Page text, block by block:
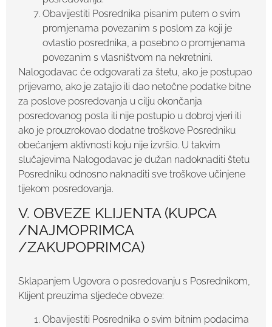
Obavijestiti Posrednika pisanim putem o svim
promjenama povezanim s poslom za koji je
ovlastio posrednika, a posebno o promjenama
povezanim s vlasništvom na nekretnini.
Nalogodavac će odgovarati za štetu, ako je postupao
prijevarno, ako je zatajio ili dao netočne podatke bitne
za poslove posredovanja u cilju okončanja
posredovanog posla ili nije postupio u dobroj vjeri ili
ako je prouzrokovao dodatne troškove Posredniku
obećanjem aktivnosti koju nije izvršio. U takvim
slučajevima Nalogodavac je dužan nadoknaditi štetu
Posredniku odnosno naknaditi sve troškove učinjene
tijekom posredovanja.
V. OBVEZE KLIJENTA (KUPCA
/NAJMOPRIMCA
/ZAKUPOPRIMCA)
Sklapanjem Ugovora o posredovanju s Posrednikom,
Klijent preuzima sljedeće obveze:
Obavijestiti Posrednika o svim bitnim podacima